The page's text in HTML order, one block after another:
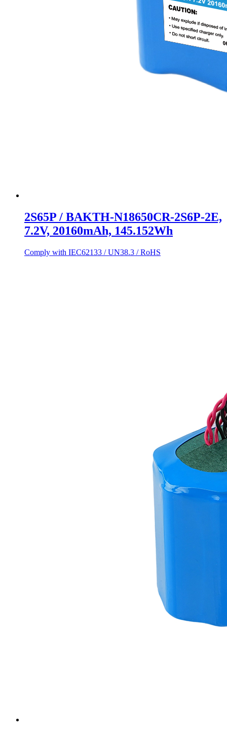
2S65P / BAKTH-N18650CR-2S6P-2E,
7.2V, 20160mAh, 145.152Wh
Comply with IEC62133 / UN38.3 / RoHS